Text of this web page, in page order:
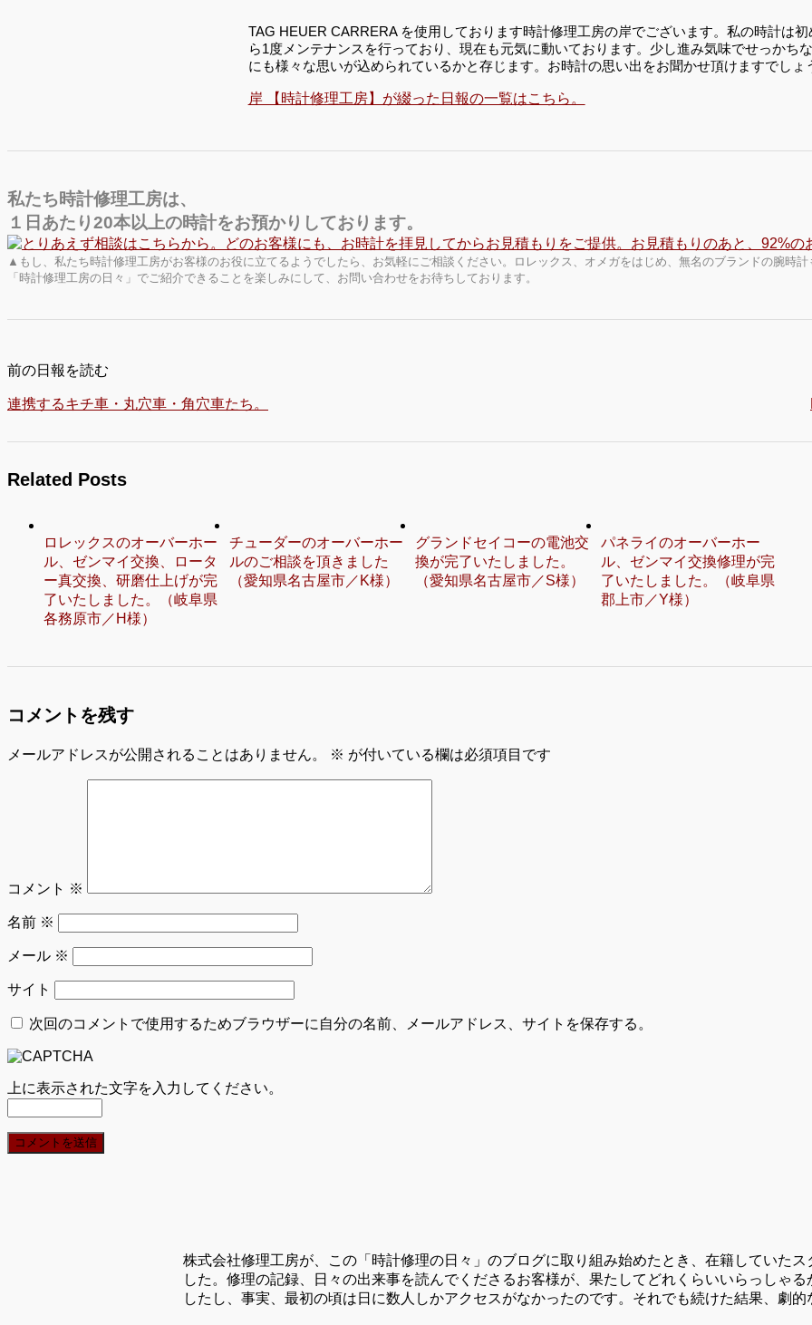
TAG HEUER CARRERA を使用しております時計修理工房の岸でございます。私の時計は
ら1度メンテナンスを行っており、現在も元気に動いております。少し進み気味でせっか
にも様々な思いが込められているかと存じます。お時計の思い出をお聞かせ頂けますでしょ
岸 【時計修理工房】が綴った日報の一覧はこちら。
私たち時計修理工房は、
１日あたり20本以上の時計をお預かりしております。
▲もし、私たち時計修理工房がお客様のお役に立てるようでしたら、お気軽にご相談ください。ロレックス、オメガをはじめ、無名のブランドの腕時
「時計修理工房の日々」でご紹介できることを楽しみにして、お問い合わせをお待ちしております。
前の日報を読む
連携するキチ車・丸穴車・角穴車たち。
Related Posts
ロレックスのオーバーホー
ル、ゼンマイ交換、ロータ
ー真交換、研磨仕上げが完
了いたしました。（岐阜県
各務原市／H様）
チューダーのオーバーホー
ルのご相談を頂きました
（愛知県名古屋市／K様）
グランドセイコーの電池交
換が完了いたしました。
（愛知県名古屋市／S様）
パネライのオーバーホー
ル、ゼンマイ交換修理が完
了いたしました。（岐阜県
郡上市／Y様）
コメントを残す
メールアドレスが公開されることはありません。 ※ が付いている欄は必須項目です
コメント ※
名前 ※
メール ※
サイト
次回のコメントで使用するためブラウザーに自分の名前、メールアドレス、サイトを保存する。
上に表示された文字を入力してください。
株式会社修理工房が、この「時計修理の日々」のブログに取り組み始めたとき、在籍していたス
した。修理の記録、日々の出来事を読んでくださるお客様が、果たしてどれくらいいらっしゃ
したし、事実、最初の頃は日に数人しかアクセスがなかったのです。それでも続けた結果、劇的